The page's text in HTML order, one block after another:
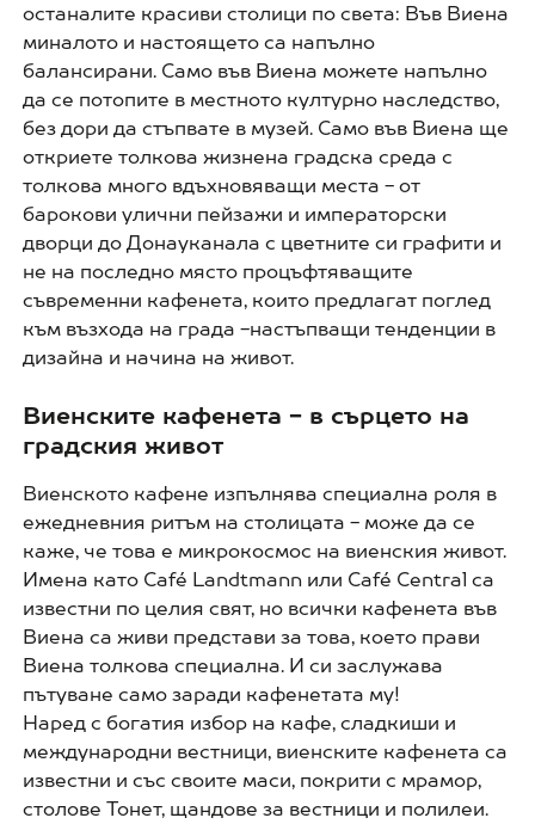
останалите красиви столици по света: Във Виена
миналото и настоящето са напълно
балансирани. Само във Виена можете напълно
да се потопите в местното културно наследство,
без дори да стъпвате в музей. Само във Виена ще
откриете толкова жизнена градска среда с
толкова много вдъхновяващи места - от
барокови улични пейзажи и императорски
дворци до Донауканала с цветните си графити и
не на последно място процъфтяващите
съвременни кафенета, които предлагат поглед
към възхода на града -настъпващи тенденции в
дизайна и начина на живот.
Виенските кафенета - в сърцето на
градския живот
Виенското кафене изпълнява специална роля в
ежедневния ритъм на столицата - може да се
каже, че това е микрокосмос на виенския живот.
Имена като Café Landtmann или Café Central са
известни по целия свят, но всички кафенета във
Виена са живи представи за това, което прави
Виена толкова специална. И си заслужава
пътуване само заради кафенетата му!
Наред с богатия избор на кафе, сладкиши и
международни вестници, виенските кафенета са
известни и със своите маси, покрити с мрамор,
столове Тонет, щандове за вестници и полилеи.